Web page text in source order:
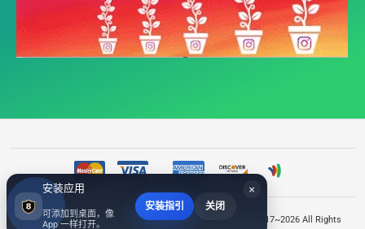
©CY-CY,CY-FO,CY-CFS,CFS-CFS-CFS-CY分别是什么意思?
2017~2026 All Rights
×
安装应用
可添加到桌面，像
App 一样打开。
安装指引 关闭